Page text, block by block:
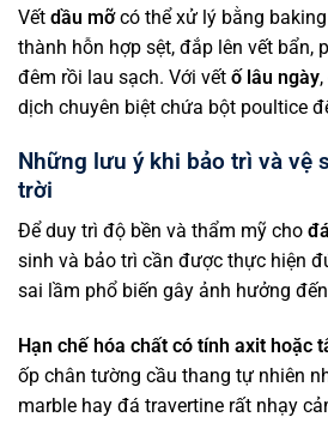
Vết dầu mỡcó thể xử lý bằng
thành hỗn hợp sệt, đắp lên vết bẩn,
đêm rồi lau sạch. Với vết ố lâu ngày
dịch chuyên biệt chứa bột poultice
Những lưu ý khi bảo trì và vệ
trời
Để duy trì độ bền và thẩm mỹ cho
sinh và bảo trì cần được thực hiện
sai lầm phổ biến gây ảnh hưởng
Hạn chế hóa chất có tính axit hoặc
ốp chân tường cầu thang tự nhiên
marble hay đá travertine rất nhạy